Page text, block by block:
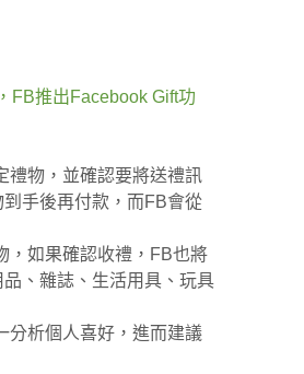
FB推出Facebook Gift功
禮物，並確認要將送禮訊
手後再付款，而FB會從
，如果確認收禮，FB也將
、雜誌、生活用具、玩具
析個人喜好，進而建議